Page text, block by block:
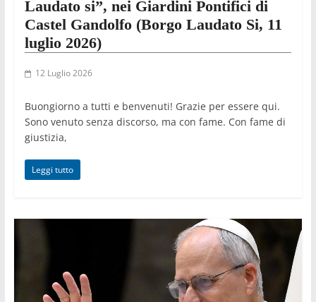
Laudato si”, nei Giardini Pontifici di
Castel Gandolfo (Borgo Laudato Si, 11
luglio 2026)
12 Luglio 2026
Buongiorno a tutti e benvenuti! Grazie per essere qui.
Sono venuto senza discorso, ma con fame. Con fame di
giustizia,
Leggi tutto